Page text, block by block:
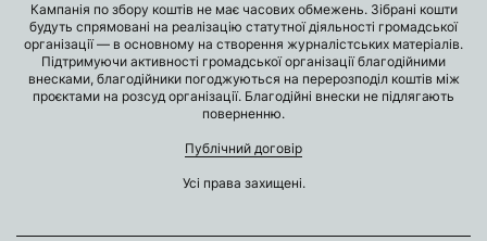
Кампанія по збору коштів не має часових обмежень. Зібрані кошти
будуть спрямовані на реалізацію статутної діяльності громадської
організації — в основному на створення журналістських матеріалів.
Підтримуючи активності громадської організації благодійними
внесками, благодійники погоджуються на перерозподіл коштів між
проєктами на розсуд організації. Благодійні внески не підлягають
поверненню.
Публічний договір
Усі права захищені.